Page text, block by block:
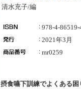
清水充子/編
978-4-
2021年3月
mr0259
摂食嚥下訓練でよくある